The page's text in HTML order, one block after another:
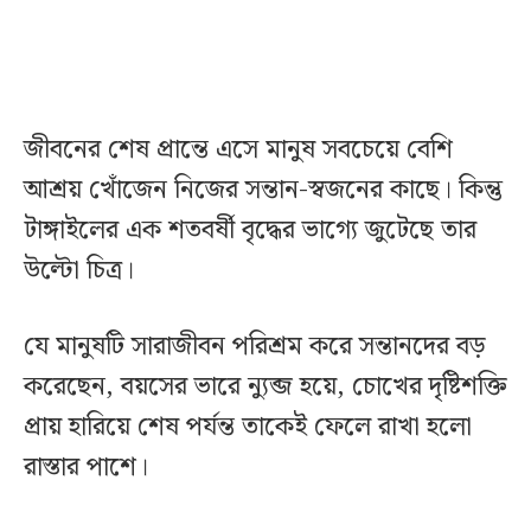
জীবনের শেষ প্রান্তে এসে মানুষ সবচেয়ে বেশি
আশ্রয় খোঁজেন নিজের সন্তান-স্বজনের কাছে। কিন্তু
টাঙ্গাইলের এক শতবর্ষী বৃদ্ধের ভাগ্যে জুটেছে তার
উল্টো চিত্র।
যে মানুষটি সারাজীবন পরিশ্রম করে সন্তানদের বড়
করেছেন, বয়সের ভারে ন্যুব্জ হয়ে, চোখের দৃষ্টিশক্তি
প্রায় হারিয়ে শেষ পর্যন্ত তাকেই ফেলে রাখা হলো
রাস্তার পাশে।